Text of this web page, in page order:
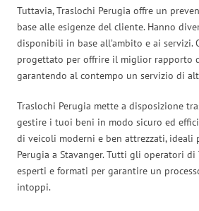
Tuttavia, Traslochi Perugia offre un
base alle esigenze del cliente. Hanno
disponibili in base all’ambito e ai servizi.
progettato per offrire il miglior rapporto
garantendo al contempo un servizio di
Traslochi Perugia mette a disposizione
gestire i tuoi beni in modo sicuro ed
di veicoli moderni e ben attrezzati,
Perugia a Stavanger. Tutti gli operatori di
esperti e formati per garantire un
intoppi.